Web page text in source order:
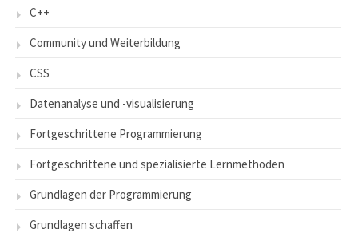
C++
Community und Weiterbildung
CSS
Datenanalyse und -visualisierung
Fortgeschrittene Programmierung
Fortgeschrittene und spezialisierte Lernmethoden
Grundlagen der Programmierung
Grundlagen schaffen